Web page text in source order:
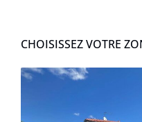
CHOISISSEZ VOTRE